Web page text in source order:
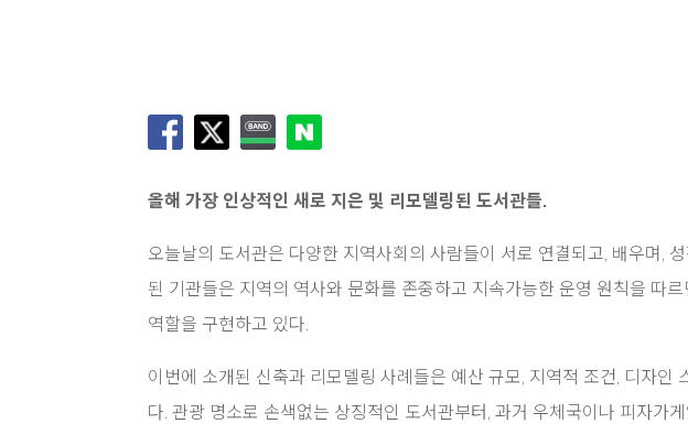
올해 가장 인상적인 새로 지은 및 리모델링된 도서관들.
오늘날의 도서관은 다양한 지역사회의 사람들이 서로 연결되고, 배우며,
된 기관들은 지역의 역사와 문화를 존중하고 지속가능한 운영 원칙을 따르
역할을 구현하고 있다.
이번에 소개된 신축과 리모델링 사례들은 예산 규모, 지역적 조건, 디자인
다. 관광 명소로 손색없는 상징적인 도서관부터, 과거 우체국이나 피자가